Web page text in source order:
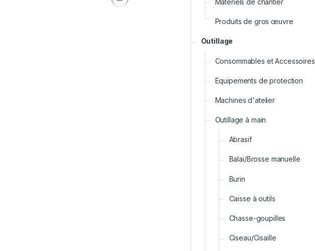
Matériels de chantier
Produits de gros œuvre
Outillage
Consommables et Accessoires
Equipements de protection
Machines d'atelier
Outillage à main
Abrasif
Balai/Brosse manuelle
Burin
Caisse à outils
Chasse-goupilles
Ciseau/Cisaille